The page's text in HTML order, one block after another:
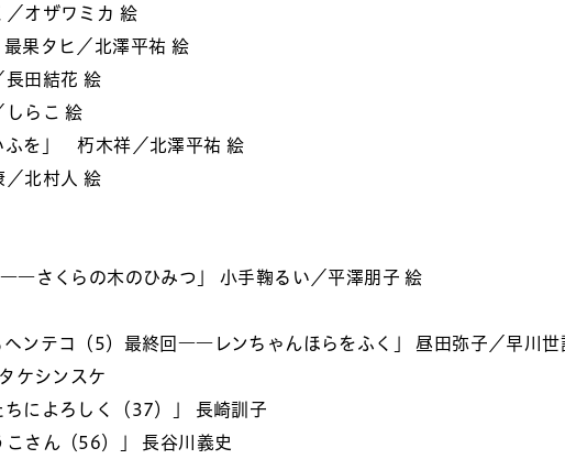
オザワミカ 絵
果タヒ／北澤平祐 絵
田結花 絵
しらこ 絵
ふを」 朽木祥／北澤平祐 絵
北村人 絵
――さくらの木のひみつ」 小手鞠るい／平澤朋子 絵
ヘンテコ（5）最終回――レンちゃんほらをふく」 昼田弥子／早川世
ケシンスケ
によろしく（37）」 長崎訓子
さん（56）」 長谷川義史